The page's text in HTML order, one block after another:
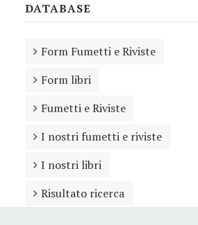
DATABASE
Form Fumetti e Riviste
Form libri
Fumetti e Riviste
I nostri fumetti e riviste
I nostri libri
Risultato ricerca